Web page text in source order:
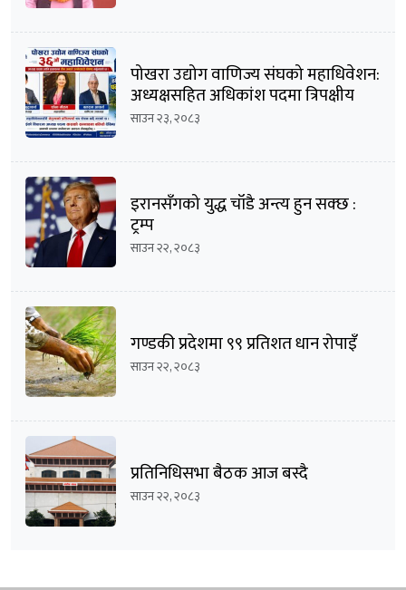
पोखरा उद्योग वाणिज्य संघको महाधिवेशन:
अध्यक्षसहित अधिकांश पदमा त्रिपक्षीय
भिडन्तको सम्भावना
साउन २३, २०८३
इरानसँगको युद्ध चाँडै अन्त्य हुन सक्छ :
ट्रम्प
साउन २२, २०८३
गण्डकी प्रदेशमा ९९ प्रतिशत धान रोपाइँ
साउन २२, २०८३
प्रतिनिधिसभा बैठक आज बस्दै
साउन २२, २०८३